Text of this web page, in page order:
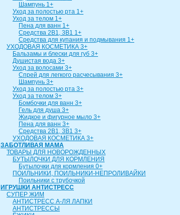
Шампунь 1+
Уход за полостью рта 1+
Уход за телом 1+
Пена для ванн 1+
Средства 2В1, 3В1 1+
Средства для купания и подмывания 1+
УХОДОВАЯ КОСМЕТИКА 3+
Бальзамы и блески для губ 3+
Душистая вода 3+
Уход за волосами 3+
Спрей для легкого расчесывания 3+
Шампунь 3+
Уход за полостью рта 3+
Уход за телом 3+
Бомбочки для ванн 3+
Гель для душа 3+
Жидкое и фигурное мыло 3+
Пена для ванн 3+
Средства 2В1, 3В1 3+
УХОДОВАЯ КОСМЕТИКА 3+
ЗАБОТЛИВАЯ МАМА
ТОВАРЫ ДЛЯ НОВОРОЖДЕННЫХ
БУТЫЛОЧКИ ДЛЯ КОРМЛЕНИЯ
Бутылочки для кормления 0+
ПОИЛЬНИКИ, ПОИЛЬНИКИ-НЕПРОЛИВАЙКИ
Поильники с трубочкой
ИГРУШКИ АНТИСТРЕСС
СУПЕР ЖИМ
АНТИСТРЕСС А-ЛЯ ЛАПКИ
АНТИСТРЕССЫ